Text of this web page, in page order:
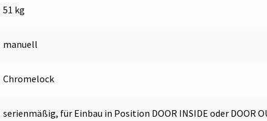
51 kg
manuell
Chromelock
serienmäßig, für Einbau in Position DOOR INSIDE oder DOOR